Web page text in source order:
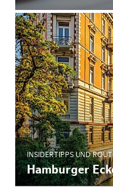
INSIDERTIPPS UND
Hamburger